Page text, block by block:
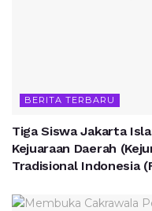
BERITA TERBARU
Tiga Siswa Jakarta
Kejuaraan Daerah
Tradisional Indonesia